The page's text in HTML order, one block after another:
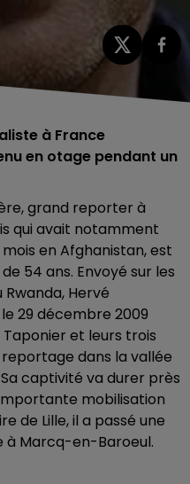
à France
en otage pendant un
grand reporter à
qui avait notamment
en Afghanistan, est
54 ans. Envoyé sur les
Hervé
29 décembre 2009
et leurs trois
dans la vallée
captivité va durer près
mobilisation
de Lille, il a passé une
à Marcq-en-Baroeul.